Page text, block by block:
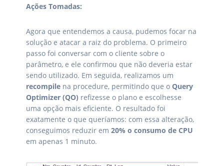
Ações Tomadas:
Agora que entendemos a causa, pudemos focar na
solução e atacar a raiz do problema. O primeiro
passo foi conversar com o cliente sobre o
parâmetro, e ele confirmou que não deveria estar
sendo utilizado. Em seguida, realizamos um
recompilena procedure, permitindo que o Query
Optimizer (QO) refizesse o plano e escolhesse
uma opção mais eficiente. O resultado foi
exatamente o que queríamos: com essa alteração,
conseguimos reduzir em 20% o consumo de CPU
em apenas 1 minuto.